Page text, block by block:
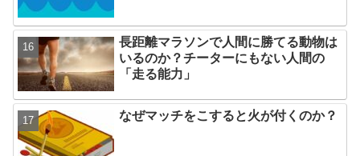
長距離マラソンで人間に勝てる動物は
いるのか？チーターにもない人間の
「走る能力」
なぜマッチをこすると火が付くのか？